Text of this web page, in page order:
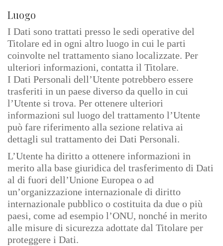
Luogo
I Dati sono trattati presso le sedi operative del
Titolare ed in ogni altro luogo in cui le parti
coinvolte nel trattamento siano localizzate. Per
ulteriori informazioni, contatta il Titolare.
I Dati Personali dell’Utente potrebbero essere
trasferiti in un paese diverso da quello in cui
l’Utente si trova. Per ottenere ulteriori
informazioni sul luogo del trattamento l’Utente
può fare riferimento alla sezione relativa ai
dettagli sul trattamento dei Dati Personali.
L’Utente ha diritto a ottenere informazioni in
merito alla base giuridica del trasferimento di Dati
al di fuori dell’Unione Europea o ad
un’organizzazione internazionale di diritto
internazionale pubblico o costituita da due o più
paesi, come ad esempio l’ONU, nonché in merito
alle misure di sicurezza adottate dal Titolare per
proteggere i Dati.